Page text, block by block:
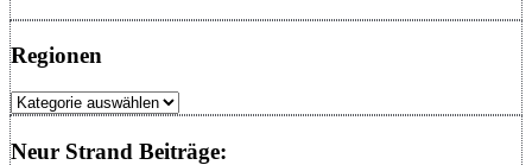
Regionen
Regionen
Neur Strand Beiträge: